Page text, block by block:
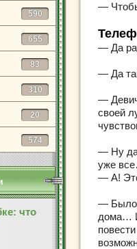
590
655
83
310
20
574
что
—
— Да
— Да
—
своей
— Ну
уже
— А!
— Было
дома…